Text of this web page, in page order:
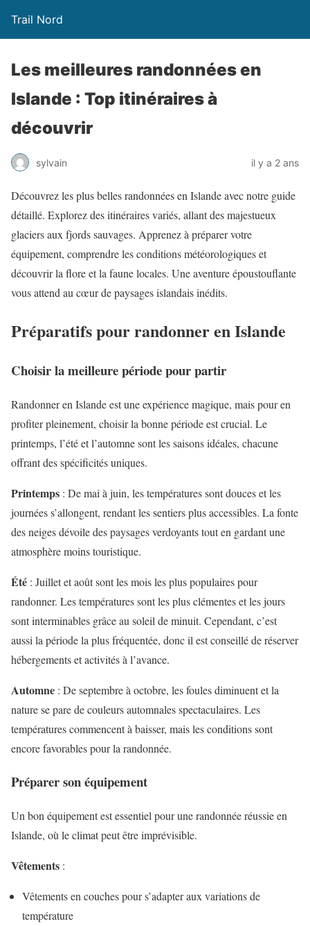
Trail Nord
Les meilleures randonnées en
Islande : Top itinéraires à
découvrir
sylvain il y a 2 ans
Découvrez les plus belles randonnées en Islande avec notre guide
détaillé. Explorez des itinéraires variés, allant des majestueux
glaciers aux fjords sauvages. Apprenez à préparer votre
équipement, comprendre les conditions météorologiques et
découvrir la flore et la faune locales. Une aventure époustouflante
vous attend au cœur de paysages islandais inédits.
Préparatifs pour randonner en Islande
Choisir la meilleure période pour partir
Randonner en Islande est une expérience magique, mais pour en
profiter pleinement, choisir la bonne période est crucial. Le
printemps, l’été et l’automne sont les saisons idéales, chacune
offrant des spécificités uniques.
Printemps : De mai à juin, les températures sont douces et les
journées s’allongent, rendant les sentiers plus accessibles. La fonte
des neiges dévoile des paysages verdoyants tout en gardant une
atmosphère moins touristique.
Été : Juillet et août sont les mois les plus populaires pour
randonner. Les températures sont les plus clémentes et les jours
sont interminables grâce au soleil de minuit. Cependant, c’est
aussi la période la plus fréquentée, donc il est conseillé de réserver
hébergements et activités à l’avance.
Automne : De septembre à octobre, les foules diminuent et la
nature se pare de couleurs automnales spectaculaires. Les
températures commencent à baisser, mais les conditions sont
encore favorables pour la randonnée.
Préparer son équipement
Un bon équipement est essentiel pour une randonnée réussie en
Islande, où le climat peut être imprévisible.
Vêtements :
Vêtements en couches pour s’adapter aux variations de
température